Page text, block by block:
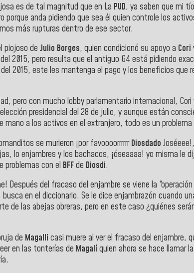
es de tal magnitud que en La PUD, ya saben que mi
porque anda pidiendo que sea él quien controle los
más rupturas dentro de ese sector.
piojoso de Julio Borges, quien condicionó su apoyo a Cori
2015, pero resulta que el antiguo G4 está pidiendo
2015, este les mantenga el pago y los beneficios
pero con mucho lobby parlamentario internacional,
presidencial del 28 de julio, y aunque están
mano a los activos en el extranjero, todo es un problema
se murieron ¡por favoooorrrrrrDiosdado
lo enjambres y los bachacos, ¡óseaaaa! yo misma le
problemas con el BFFde Diosdi.
Después del fracaso del enjambre se viene la
en el diccionario. Se le dice enjambrazón cuando
de las abejas obreras, pero en este caso ¿quiénes
de Magalli casi muere al ver el fracaso del enjambre,
en las tonterías de Magalíquien ahora se hace llamar